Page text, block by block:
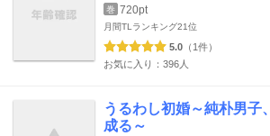
巻 720pt
月間TLランキング21位
5.0 （1件）
お気に入り：396人
うるわし初婚～純朴男子
成る～